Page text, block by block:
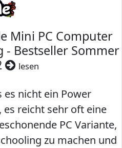
Mini PC Computer
Bestseller Sommer
lesen
es nicht ein Power
es reicht sehr oft eine
PC Variante,
zu machen und